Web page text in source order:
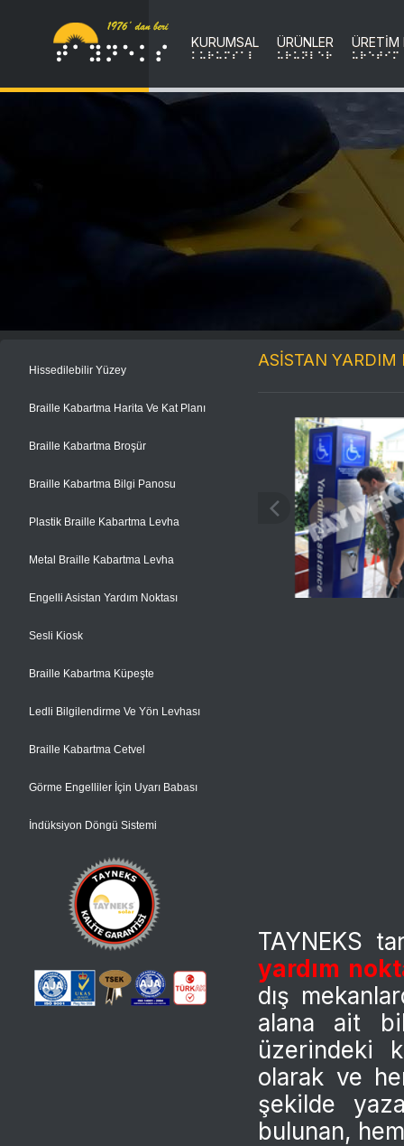
KURUMSAL
KURUMSAL
ÜRÜNLER
uRuNLER
ÜRETİM
uRETIM
Hissedilebilir Yüzey
Braille Kabartma Harita Ve Kat Planı
Braille Kabartma Broşür
Braille Kabartma Bilgi Panosu
Plastik Braille Kabartma Levha
Metal Braille Kabartma Levha
Engelli Asistan Yardım Noktası
Sesli Kiosk
Braille Kabartma Küpeşte
Ledli Bilgilendirme Ve Yön Levhası
Braille Kabartma Cetvel
Görme Engelliler İçin Uyarı Babası
İndüksiyon Döngü Sistemi
ASİSTAN YARDIM
TAYNEKS
yardım
dış
alana ait
üzerindeki
olarak ve
şekilde
bulunan,